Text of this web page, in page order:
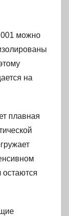
001 можно
на
плавная
остаются